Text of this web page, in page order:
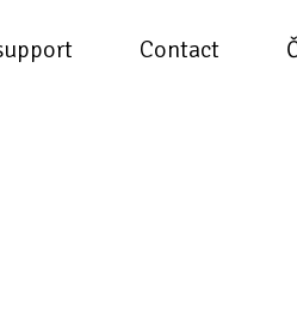
Contact